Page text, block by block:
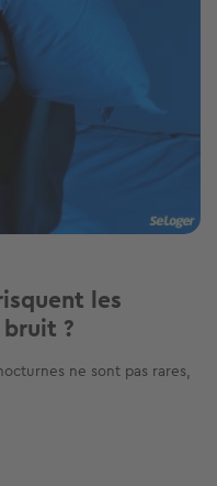
les
?
ne sont pas rares,